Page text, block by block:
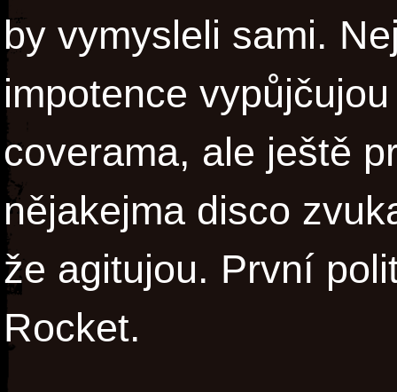
by vymysleli sami.
impotence
coverama, ale ještě
nějakejma disco
že agitujou. První
Rocket.